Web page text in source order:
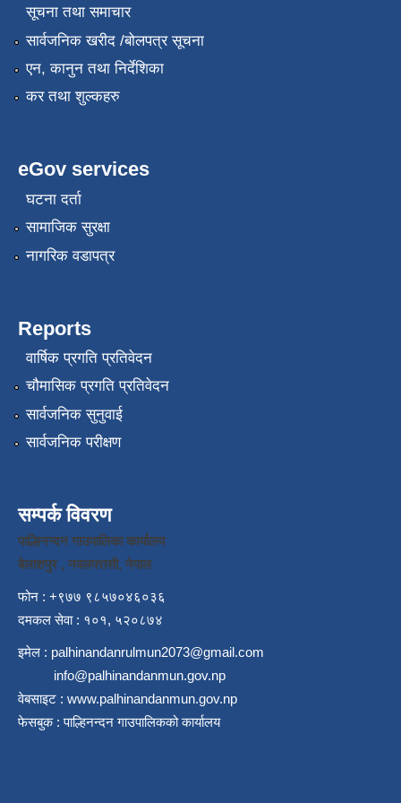
सूचना तथा समाचार
सार्वजनिक खरीद /बोलपत्र सूचना
एन, कानुन तथा निर्देशिका
कर तथा शुल्कहरु
eGov services
घटना दर्ता
सामाजिक सुरक्षा
नागरिक वडापत्र
Reports
वार्षिक प्रगति प्रतिवेदन
चौमासिक प्रगति प्रतिवेदन
सार्वजनिक सुनुवाई
सार्वजनिक परीक्षण
सम्पर्क विवरण
पाल्हिनन्दन गाउपालिका कार्यालय
बेलाशपुर , नवलपरासी, नेपाल
फोन : +९७७ ९८५७०४६०३६
दमकल सेवा : १०१, ५२०८७४
इमेल : palhinandanrulmun2073@gmail.com
info@palhinandanmun.gov.np
वेबसाइट : www.palhinandanmun.gov.np
फेसबुक :पाल्हिनन्दन गाउपालिकको कार्यालय